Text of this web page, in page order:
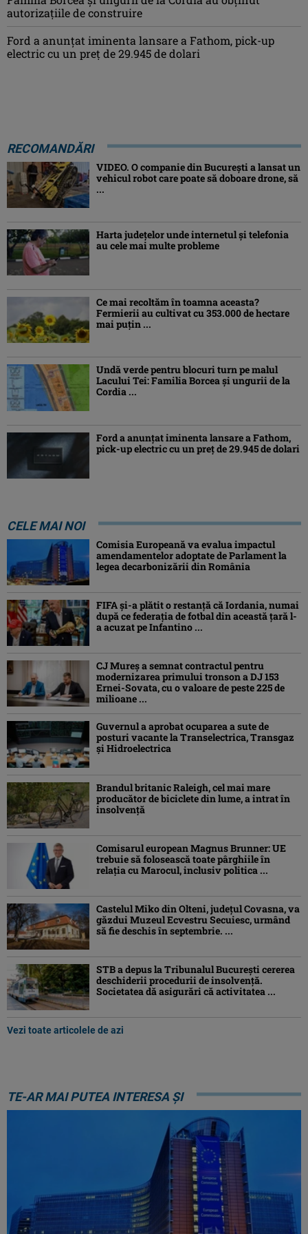
autorizațiile de construire
Ford a anunțat iminenta lansare a Fathom, pick-up
electric cu un preț de 29.945 de dolari
RECOMANDĂRI
VIDEO. O companie din București a lansat un
vehicul robot care poate să doboare drone, să
...
Harta județelor unde internetul și telefonia
au cele mai multe probleme
Ce mai recoltăm în toamna aceasta?
Fermierii au cultivat cu 353.000 de hectare
mai puțin ...
Undă verde pentru blocuri turn pe malul
Lacului Tei: Familia Borcea și ungurii de la
Cordia ...
Ford a anunțat iminenta lansare a Fathom,
pick-up electric cu un preț de 29.945 de dolari
CELE MAI NOI
Comisia Europeană va evalua impactul
amendamentelor adoptate de Parlament la
legea decarbonizării din România
FIFA și-a plătit o restanță că Iordania, numai
după ce federația de fotbal din această țară l-
a acuzat pe Infantino ...
CJ Mureș a semnat contractul pentru
modernizarea primului tronson a DJ 153
Ernei-Sovata, cu o valoare de peste 225 de
milioane ...
Guvernul a aprobat ocuparea a sute de
posturi vacante la Transelectrica, Transgaz
și Hidroelectrica
Brandul britanic Raleigh, cel mai mare
producător de biciclete din lume, a intrat în
insolvență
Comisarul european Magnus Brunner: UE
trebuie să folosească toate pârghiile în
relația cu Marocul, inclusiv politica ...
Castelul Miko din Olteni, județul Covasna, va
găzdui Muzeul Ecvestru Secuiesc, urmând
să fie deschis în septembrie. ...
STB a depus la Tribunalul București cererea
deschiderii procedurii de insolvență.
Societatea dă asigurări că activitatea ...
Vezi toate articolele de azi
TE-AR MAI PUTEA INTERESA ȘI